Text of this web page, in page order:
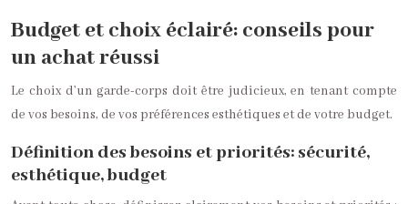
Budget et choix éclairé: conseils pour
un achat réussi
Le choix d’un garde-corps doit être judicieux, en tenant compte
de vos besoins, de vos préférences esthétiques et de votre budget.
Définition des besoins et priorités: sécurité,
esthétique, budget